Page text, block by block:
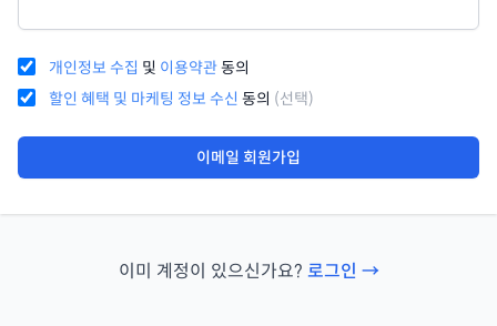
개인정보 수집 및 이용약관동의
할인 혜택 및 마케팅 정보 수신 동의 (선택)
이메일 회원가입
이미 계정이 있으신가요? 로그인 →